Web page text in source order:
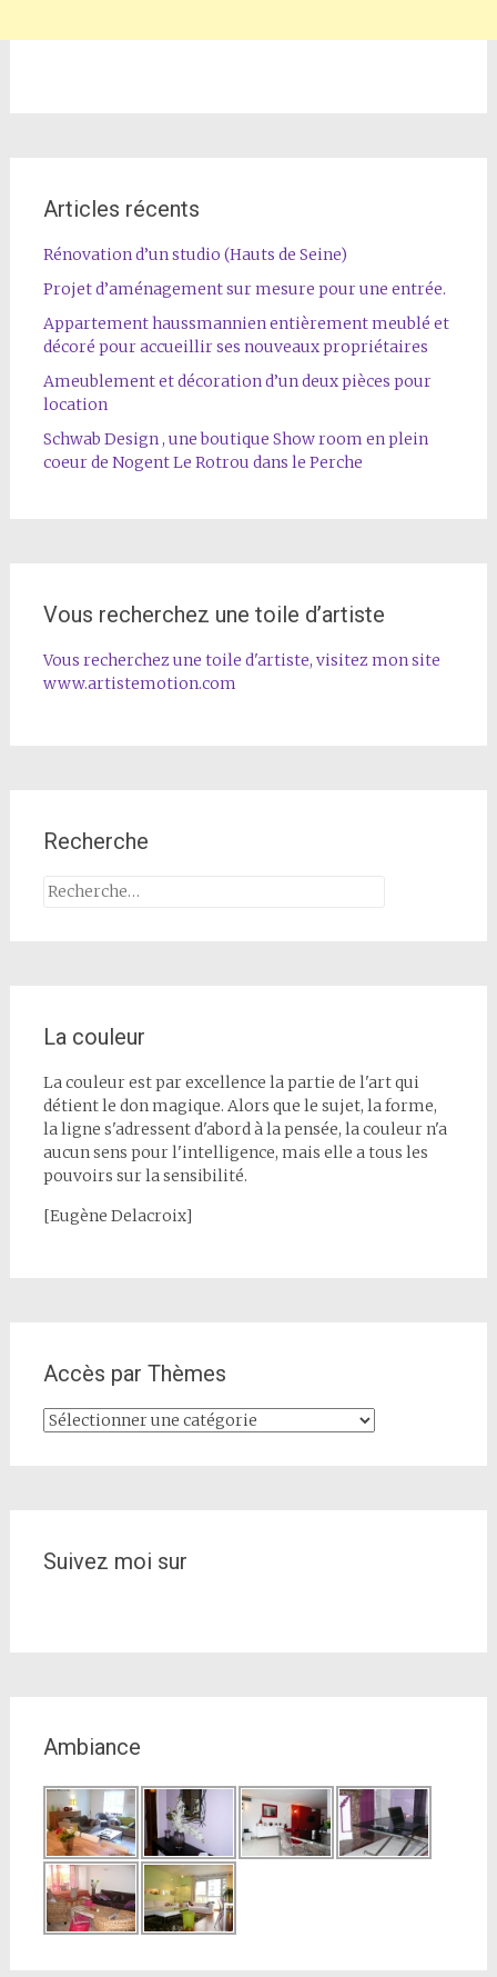
Articles récents
Rénovation d’un studio (Hauts de Seine)
Projet d’aménagement sur mesure pour une entrée.
Appartement haussmannien entièrement meublé et
décoré pour accueillir ses nouveaux propriétaires
Ameublement et décoration d’un deux pièces pour
location
Schwab Design , une boutique Show room en plein
coeur de Nogent Le Rotrou dans le Perche
Vous recherchez une toile d’artiste
Vous recherchez une toile d'artiste, visitez mon site
www.artistemotion.com
Recherche
Rechercher :
La couleur
La couleur est par excellence la partie de l'art qui
détient le don magique. Alors que le sujet, la forme,
la ligne s'adressent d'abord à la pensée, la couleur n'a
aucun sens pour l'intelligence, mais elle a tous les
pouvoirs sur la sensibilité.
[Eugène Delacroix]
Accès par Thèmes
Accès
Suivez moi sur
Ambiance